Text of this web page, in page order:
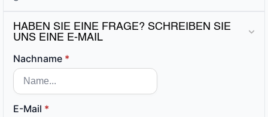
HABEN SIE EINE FRAGE? SCHREIBEN SIE
UNS EINE E-MAIL
Nachname *
E-Mail *